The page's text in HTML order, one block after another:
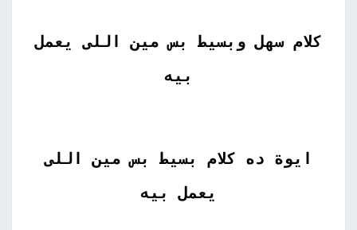
كلام سهل وبسيط بس مين اللى يعمل
بيه
ايوة ده كلام بسيط بس مين اللى
يعمل بيه